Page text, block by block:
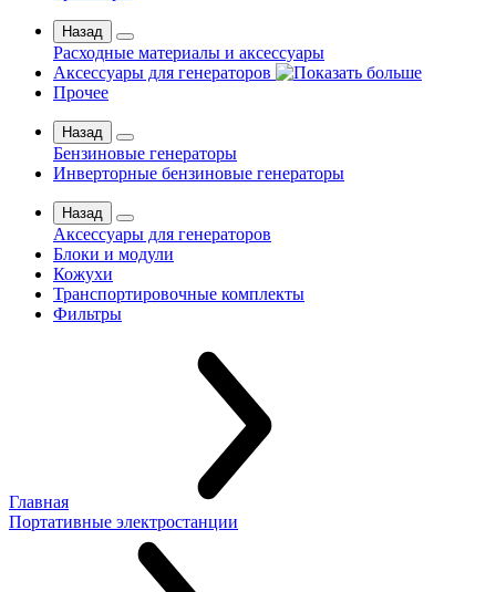
Назад
Расходные материалы и аксессуары
Аксессуары для генераторов
Прочее
Назад
Бензиновые генераторы
Инверторные бензиновые генераторы
Назад
Аксессуары для генераторов
Блоки и модули
Кожухи
Транспортировочные комплекты
Фильтры
Главная
Портативные электростанции